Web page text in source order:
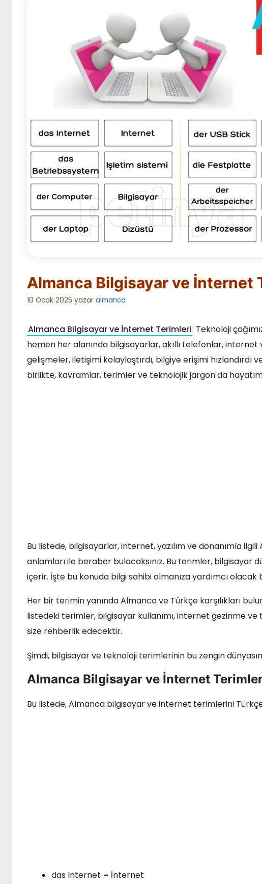
Almanca Bilgisayar ve İnternet
10 Ocak 2025 yazar almanca
Almanca Bilgisayar ve İnternet Terimleri: Teknoloji
hemen her alanında bilgisayarlar, akıllı telefonlar,
gelişmeler, iletişimi kolaylaştırdı, bilgiye erişimi
birlikte, kavramlar, terimler ve teknolojik jargon da
Bu listede, bilgisayarlar, internet, yazılım ve donanımla
anlamları ile beraber bulacaksınız. Bu terimler, bilgisayar
içerir. İşte bu konuda bilgi sahibi olmanıza yardımcı olacak
Her bir terimin yanında Almanca ve Türkçe karşılıkları
listedeki terimler, bilgisayar kullanımı, internet gezinme
size rehberlik edecektir.
Şimdi, bilgisayar ve teknoloji terimlerinin bu zengin
Almanca Bilgisayar ve İnternet
Bu listede, Almanca bilgisayar ve internet terimlerini
das Internet = İnternet